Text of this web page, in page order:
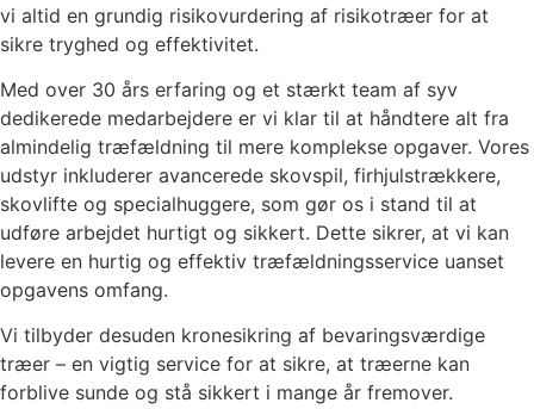
vi altid en grundig risikovurdering af risikotræer for at
sikre tryghed og effektivitet.
Med over 30 års erfaring og et stærkt team af syv
dedikerede medarbejdere er vi klar til at håndtere alt fra
almindelig træfældning til mere komplekse opgaver. Vores
udstyr inkluderer avancerede skovspil, firhjulstrækkere,
skovlifte og specialhuggere, som gør os i stand til at
udføre arbejdet hurtigt og sikkert. Dette sikrer, at vi kan
levere en hurtig og effektiv træfældningsservice uanset
opgavens omfang.
Vi tilbyder desuden kronesikring af bevaringsværdige
træer – en vigtig service for at sikre, at træerne kan
forblive sunde og stå sikkert i mange år fremover.